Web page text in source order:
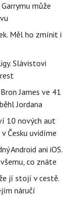
může
Měl ho zmínit i
Slávistovi
James ve 41
Jordana
10 nových aut
Česku uvidíme
Android ani iOS.
co znáte
jí stojí v cestě.
náručí